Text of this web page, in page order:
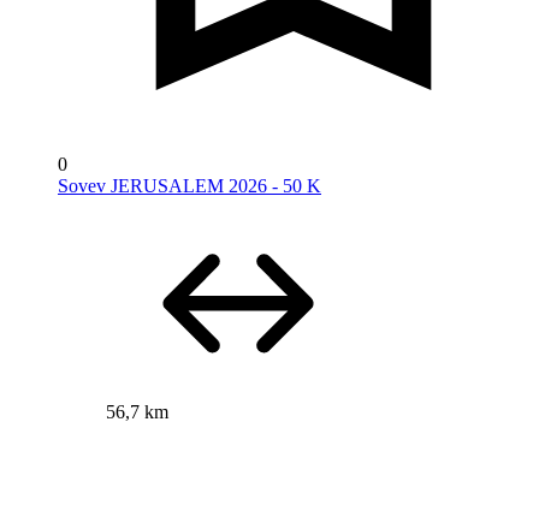
0
Sovev JERUSALEM 2026 - 50 K
56,7 km